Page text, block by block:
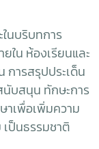
นบริบทการ
ใน ห้องเรียนและ
การสรุปประเด็น
นับสนุน ทักษะการ
าเพื่อเพิ่มความ
ป็นธรรมชาติ